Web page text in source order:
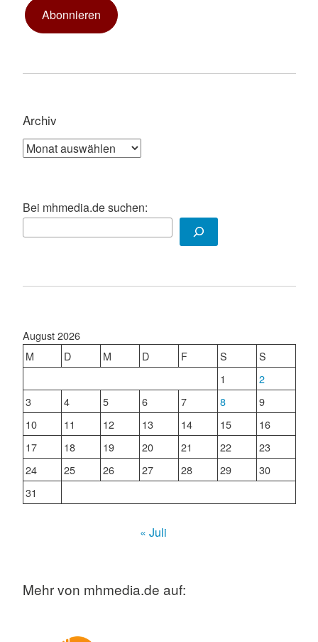
Abonnieren
Archiv
Archiv
Bei mhmedia.de suchen:
August 2026
M
D M D F S
S
1
2
3
4 5 6 7 8
9
10
11 12 13 14 15
16
17
18 19 20 21 22
23
24
25 26 27 28 29
30
31
« Juli
Mehr von mhmedia.de auf: